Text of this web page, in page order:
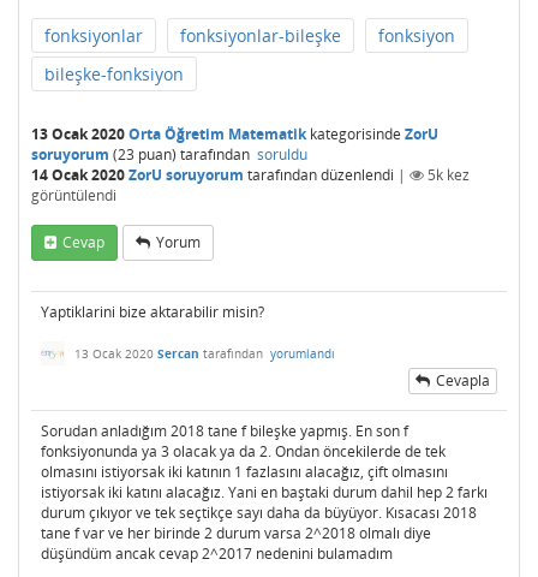
fonksiyonlar fonksiyonlar-bileşke
fonksiyon
bileşke-fonksiyon
13 Ocak 2020Orta Öğretim Matematikkategorisinde ZorU
soruyorum (23 puan) tarafından soruldu
14 Ocak 2020ZorU soruyorum tarafındandüzenlendi | 5k kez
görüntülendi
Cevap Yorum
Yaptiklarini bize aktarabilir misin?
13 Ocak 2020 Sercan tarafından yorumlandı
Cevapla
Sorudan anladığım 2018 tane f bileşke yapmış. En son f
fonksiyonunda ya 3 olacak ya da 2. Ondan öncekilerde de tek
olmasını istiyorsak iki katının 1 fazlasını alacağız, çift olmasını
istiyorsak iki katını alacağız. Yani en baştaki durum dahil hep 2 farkı
durum çıkıyor ve tek seçtikçe sayı daha da büyüyor. Kısacası 2018
tane f var ve her birinde 2 durum varsa 2^2018 olmalı diye
düşündüm ancak cevap 2^2017 nedenini bulamadım